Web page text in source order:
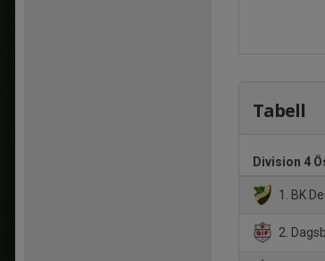
Tabell
Division 4
1. BK
2.